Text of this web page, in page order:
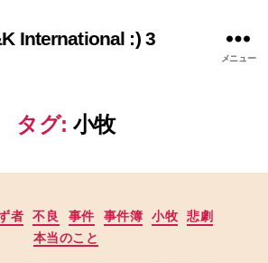
International :) 3
メニュー
タグ: 小牧
カ
テ
者 不良 事件 事件簿 小牧
悲劇
本当のこと